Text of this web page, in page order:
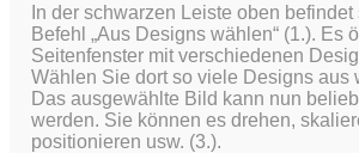
In der schwarzen Leiste oben
Befehl „Aus Designs wählen“ (1.). Es
Seitenfenster mit verschiedenen
Wählen Sie dort so viele Designs aus
Das ausgewählte Bild kann nun
werden. Sie können es drehen,
positionieren usw. (3.).